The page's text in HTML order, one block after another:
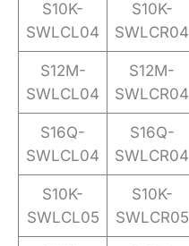
S10K-
SWLCL04
S10K-
SWLCR04
S12M-
SWLCL04
S12M-
SWLCR04
S16Q-
SWLCL04
S16Q-
SWLCR04
S10K-
SWLCL05
S10K-
SWLCR05